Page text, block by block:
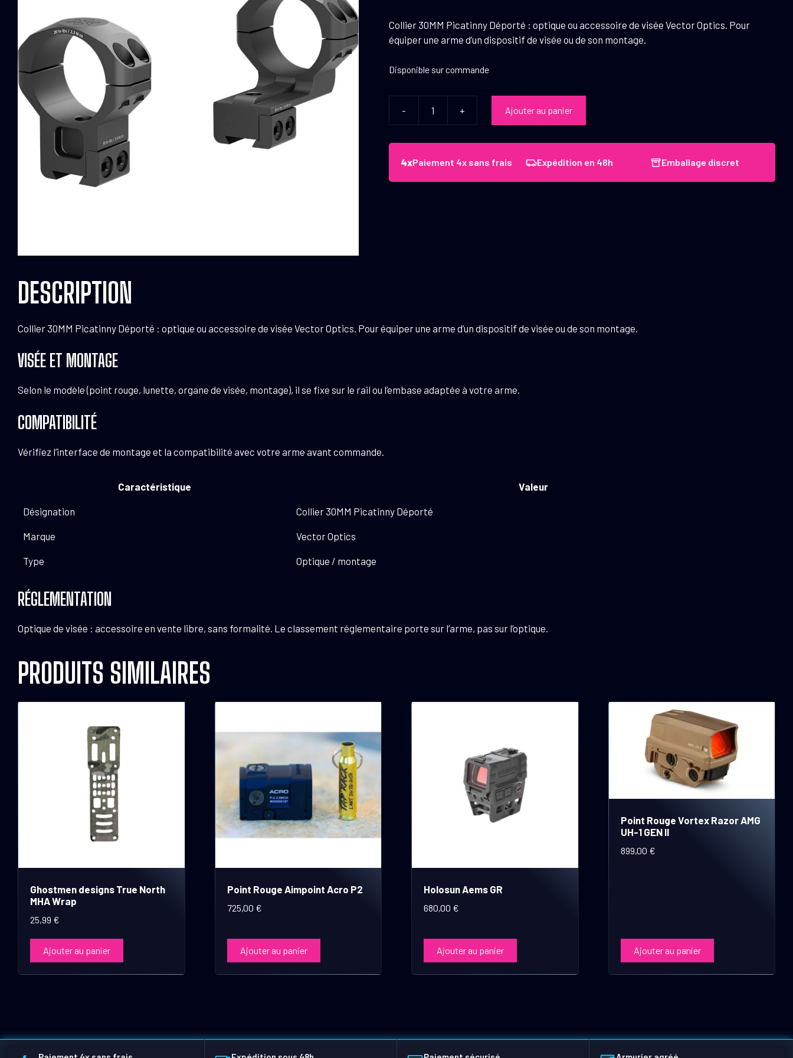
Collier 30MM Picatinny Déporté : optique ou accessoire de visée Vector Optics. Pour
équiper une arme d’un dispositif de visée ou de son montage.
Disponible sur commande
-
Vector
Optics
+ Ajouter au panier
Paiement 4x sans frais Expédition en 48h Emballage discret
DESCRIPTION
Collier 30MM Picatinny Déporté : optique ou accessoire de visée Vector Optics. Pour équiper une arme d’un dispositif de visée ou de son montage.
VISÉE ET MONTAGE
Selon le modèle (point rouge, lunette, organe de visée, montage), il se fixe sur le rail ou l’embase adaptée à votre arme.
COMPATIBILITÉ
Vérifiez l’interface de montage et la compatibilité avec votre arme avant commande.
Caractéristique Valeur
Désignation Collier 30MM Picatinny Déporté
Marque Vector Optics
Type Optique / montage
RÉGLEMENTATION
Optique de visée : accessoire en vente libre, sans formalité. Le classement réglementaire porte sur l’arme, pas sur l’optique.
PRODUITS SIMILAIRES
Ghostmen designs True North
MHA Wrap
25,99 €
Ajouter au panier
Point Rouge Aimpoint Acro P2
725,00 €
Ajouter au panier
Holosun Aems GR
680,00 €
Ajouter au panier
Point Rouge Vortex Razor AMG
UH-1 GEN II
899,00 €
Ajouter au panier